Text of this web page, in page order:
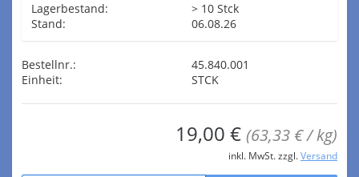
Lagerbestand:
> 10 Stck
Stand:
06.08.26
Bestellnr.:
45.840.001
Einheit:
STCK
19,00 € (63,33 € / kg)
inkl. MwSt. zzgl. Versand